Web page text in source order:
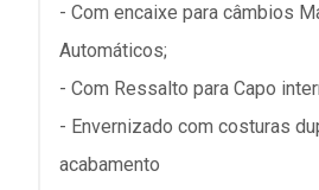
- Com encaixe para câmbios
Automáticos;
- Com Ressalto para Capo
- Envernizado com costuras
acabamento